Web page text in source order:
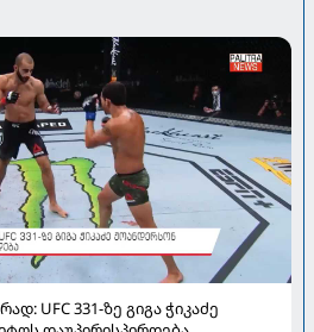
UFC 331-ზე გიგა ჭიკაძე